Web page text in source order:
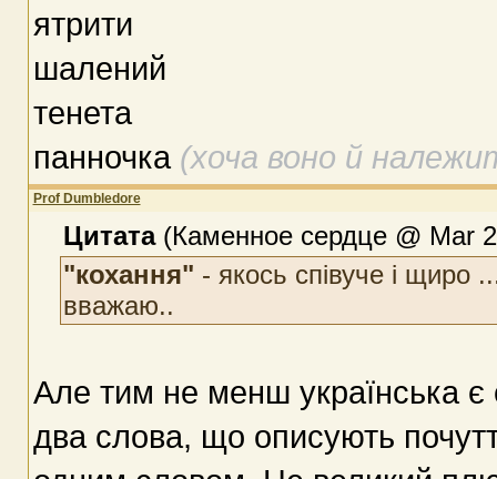
ятрити
шалений
тенета
панночка (хоча воно й
Prof Dumbledore
Цитата(Каменное сердце @ Mar
"кохання" - якось співуче і щиро
вважаю..
Але тим не менш українська
два слова, що описують